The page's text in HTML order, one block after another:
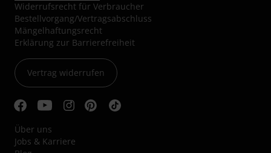
Widerrufsrecht für Verbraucher
Bestellvorgang/Vertragsabschluss
Mängelhaftungsrecht
Erklärung zur Barrierefreiheit
Vertrag widerrufen
Über uns
Jobs & Karriere